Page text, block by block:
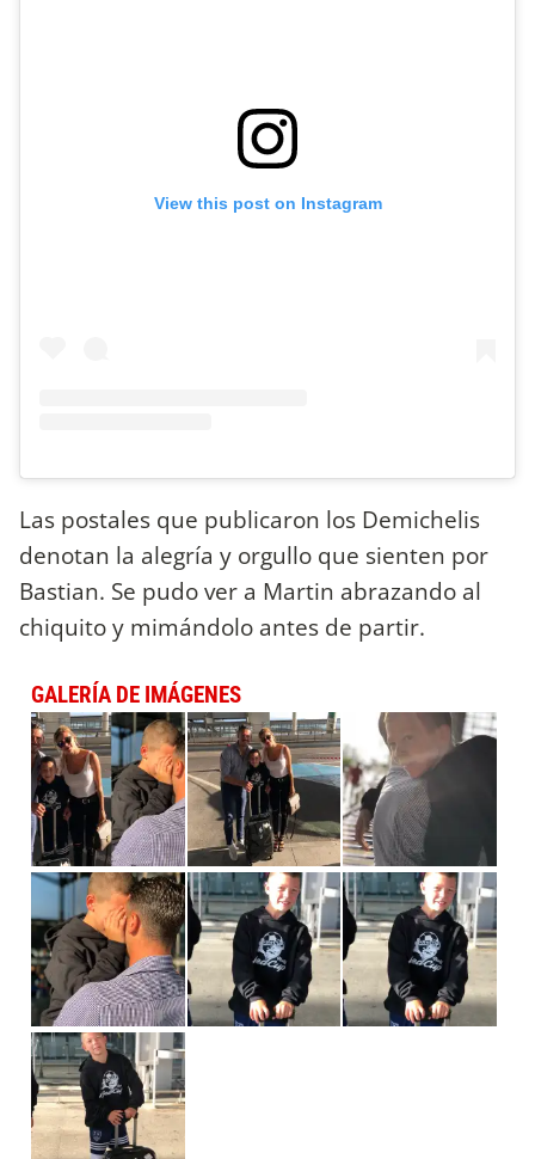
View this post on Instagram
Las postales que publicaron los Demichelis
denotan la alegría y orgullo que sienten por
Bastian. Se pudo ver a Martin abrazando al
chiquito y mimándolo antes de partir.
GALERÍA DE IMÁGENES